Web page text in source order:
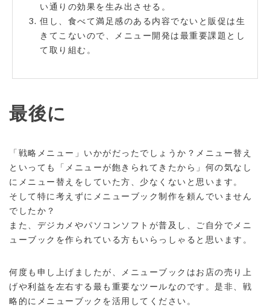
い通りの効果を生み出させる。
但し、食べて満足感のある内容でないと販促は生
きてこないので、メニュー開発は最重要課題とし
て取り組む。
最後に
「戦略メニュー」いかがだったでしょうか？メニュー替え
といっても「メニューが飽きられてきたから」何の気なし
にメニュー替えをしていた方、少なくないと思います。
そして特に考えずにメニューブック制作を頼んでいません
でしたか？
また、デジカメやパソコンソフトが普及し、ご自分でメニ
ューブックを作られている方もいらっしゃると思います。
何度も申し上げましたが、メニューブックはお店の売り上
げや利益を左右する最も重要なツールなのです。是非、戦
略的にメニューブックを活用してください。